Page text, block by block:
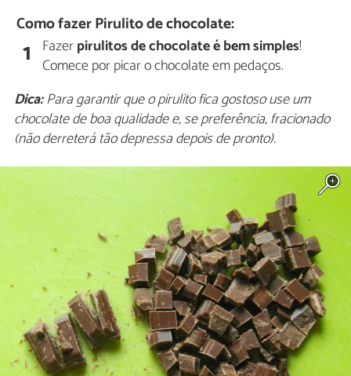
Como fazer Pirulito de chocolate:
1 Fazerpirulitos de chocolate é bem simples!
Comece por picar o chocolate em pedaços.
Dica:Para garantir que o pirulito fica gostoso use um
chocolate de boa qualidade e, se preferência, fracionado
(não derreterá tão depressa depois de pronto).